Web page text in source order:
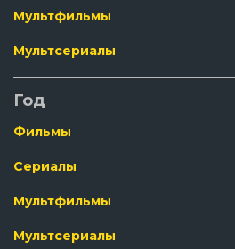
Мультфильмы
Мультсериалы
Год
Фильмы
Сериалы
Мультфильмы
Мультсериалы